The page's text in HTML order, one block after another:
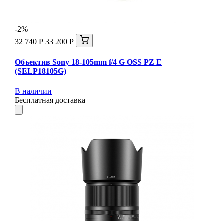
-2%
32 740 Р 33 200 Р
Объектив Sony 18-105mm f/4 G OSS PZ E
(SELP18105G)
В наличии
Бесплатная доставка